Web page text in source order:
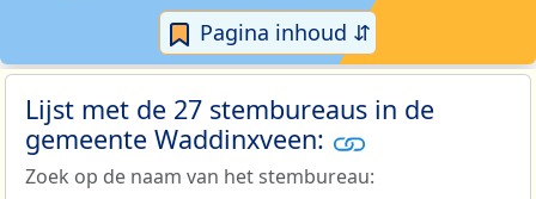
Pagina inhoud ⇵
Lijst met de 27 stembureaus in de
gemeente Waddinxveen:
Zoek op de naam van het stembureau: